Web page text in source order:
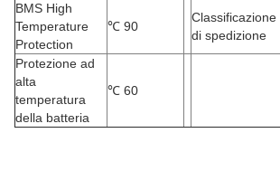
BMS High
Temperature
Protection
℃ 90
Classificazione
di spedizione
Protezione ad
alta
temperatura
della batteria
℃ 60